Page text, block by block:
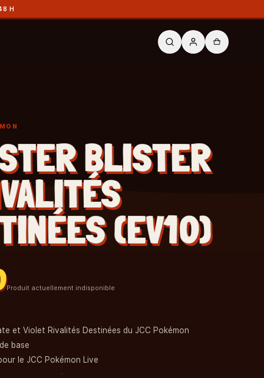
H
BLISTER
(EV10)
Produit actuellement indisponible
et Violet Rivalités Destinées du JCC Pokémon
base
le JCC Pokémon Live